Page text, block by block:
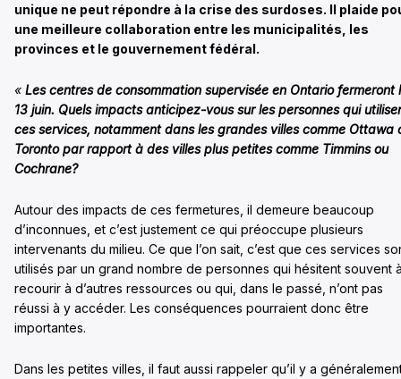
unique ne peut répondre à la crise des surdoses. Il plaide
une meilleure collaboration entre les municipalités, les
provinces et le gouvernement fédéral.
« Les centres de consommation supervisée en Ontario fermeront
13 juin. Quels impacts anticipez-vous sur les personnes qui
ces services, notamment dans les grandes villes comme Ottawa
Toronto par rapport à des villes plus petites comme Timmins ou
Cochrane?
Autour des impacts de ces fermetures, il demeure beaucoup
d’inconnues, et c’est justement ce qui préoccupe plusieurs
intervenants du milieu. Ce que l’on sait, c’est que ces services
utilisés par un grand nombre de personnes qui hésitent souvent
recourir à d’autres ressources ou qui, dans le passé, n’ont pas
réussi à y accéder. Les conséquences pourraient donc être
importantes.
Dans les petites villes, il faut aussi rappeler qu’il y a